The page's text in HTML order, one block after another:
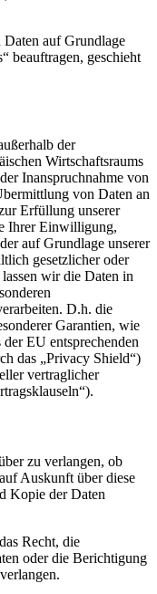
auf Grundlage
beauftragen, geschieht
der
Wirtschaftsraums
Inanspruchnahme von
von Daten an
Erfüllung unserer
Ihrer Einwilligung,
auf Grundlage unserer
gesetzlicher oder
wir die Daten in
D.h. die
Garantien, wie
EU entsprechenden
das „Privacy Shield“)
vertraglicher
zu verlangen, ob
Auskunft über diese
Kopie der Daten
Recht, die
oder die Berichtigung